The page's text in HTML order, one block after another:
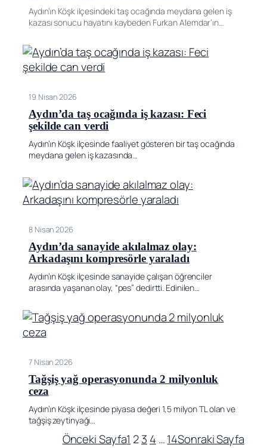
Aydın’ın Köşk ilçesindeki taş ocağında meydana gelen iş
kazası sonucu hayatını kaybeden Furkan Alemdar’ın…
19 Nisan 2026
Aydın’da taş ocağında iş kazası: Feci
şekilde can verdi
Aydın’ın Köşk ilçesinde faaliyet gösteren bir taş ocağında
meydana gelen iş kazasında…
8 Nisan 2026
Aydın’da sanayide akılalmaz olay:
Arkadaşını kompresörle yaraladı
Aydın’ın Köşk ilçesinde sanayide çalışan öğrenciler
arasında yaşanan olay, “pes” dedirtti. Edinilen…
7 Nisan 2026
Tağşiş yağ operasyonunda 2 milyonluk
ceza
Aydın’ın Köşk ilçesinde piyasa değeri 1,5 milyon TL olan ve
tağşiş zeytinyağı…
Önceki Sayfa1 23 4 …14Sonraki Sayfa